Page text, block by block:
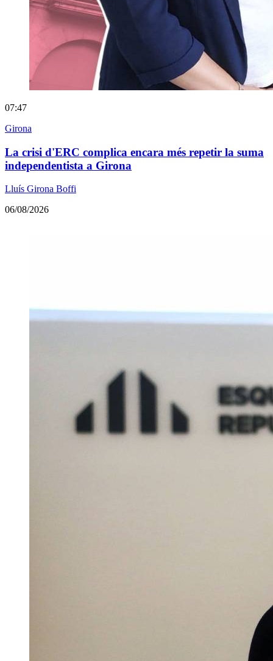
07:47
Girona
La crisi d'ERC complica encara més repetir la suma
independentista a Girona
Lluís Girona Boffi
06/08/2026